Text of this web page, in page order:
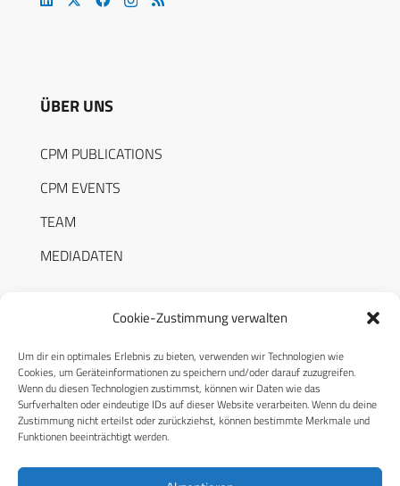
Cookie-Zustimmung verwalten
Um dir ein optimales Erlebnis zu bieten, verwenden wir Technologien wie
Cookies, um Geräteinformationen zu speichern und/oder darauf zuzugreifen.
Wenn du diesen Technologien zustimmst, können wir Daten wie das
Surfverhalten oder eindeutige IDs auf dieser Website verarbeiten. Wenn du deine
Zustimmung nicht erteilst oder zurückziehst, können bestimmte Merkmale und
Funktionen beeinträchtigt werden.
ÜBER UNS
CPM PUBLICATIONS
CPM EVENTS
TEAM
MEDIADATEN
RECHTLICHES
Datenschutzerklärung
Cookie-Richtlinie (EU)